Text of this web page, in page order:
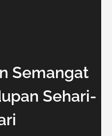
Semangat
Sehari-